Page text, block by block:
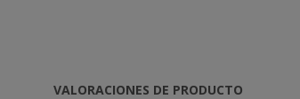
VALORACIONES DE PRODUCTO